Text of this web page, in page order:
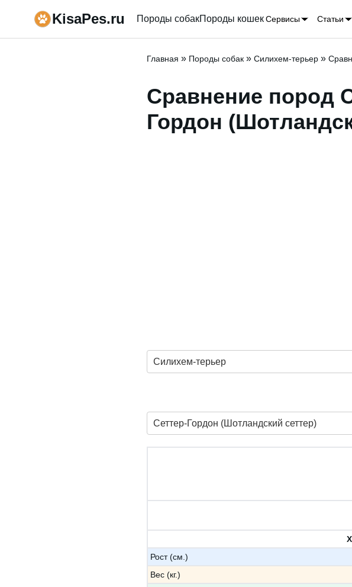
KisaPes.ru Породы собакПороды кошекСервисы Статьи
Главная » Породы собак » Силихем-терьер »
Сравнение пород
Гордон
Силихем-терьер
Сеттер-Гордон (Шотландский сеттер)
Рост (см.)
Вес (кг.)